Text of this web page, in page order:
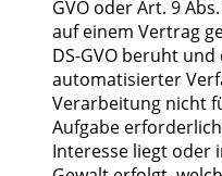
GVO oder Art. 9
auf einem Vertrag
DS-GVO beruht
automatisierter
Verarbeitung nicht
Aufgabe
Interesse liegt oder